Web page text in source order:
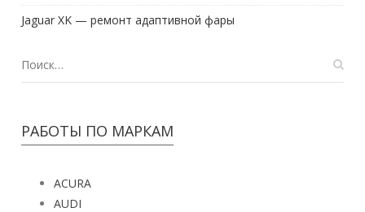
Jaguar XK — ремонт адаптивной фары
РАБОТЫ ПО МАРКАМ
ACURA
AUDI